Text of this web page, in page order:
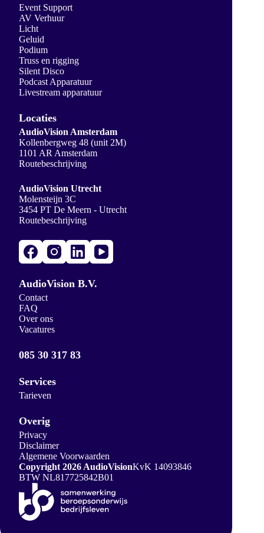
Event Support
AV Verhuur
Licht
Geluid
Podium
Truss en rigging
Silent Disco
Podcast Apparatuur
Livestream apparatuur
Locaties
AudioVision Amsterdam
Kollenbergweg 48 (unit 2M)
1101 AR Amsterdam
Routebeschrijving
AudioVision Utrecht
Molensteijn 3C
3454 PT De Meern - Utrecht
Routebeschrijving
AudioVision B.V.
Contact
FAQ
Over ons
Vacatures
085 30 317 83
Services
Tarieven
Overig
Privacy
Disclaimer
Algemene Voorwaarden
Copyright 2026 AudioVisionKvK 14093846
BTW NL817725842B01